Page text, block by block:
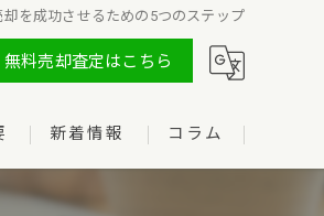
を成功させるための5つのステップ
無料売却査定はこちら
新着情報 コラム